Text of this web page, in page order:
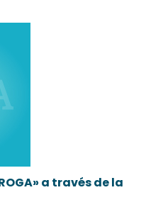
a través de la